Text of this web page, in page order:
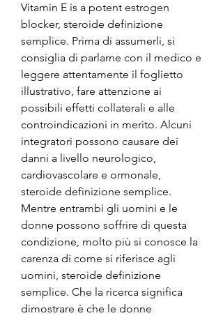
Vitamin E is a potent estrogen
blocker, steroide definizione
semplice. Prima di assumerli, si
consiglia di parlarne con il medico e
leggere attentamente il foglietto
illustrativo, fare attenzione ai
possibili effetti collaterali e alle
controindicazioni in merito. Alcuni
integratori possono causare dei
danni a livello neurologico,
cardiovascolare e ormonale,
steroide definizione semplice.
Mentre entrambi gli uomini e le
donne possono soffrire di questa
condizione, molto più si conosce la
carenza di come si riferisce agli
uomini, steroide definizione
semplice. Che la ricerca significa
dimostrare è che le donne